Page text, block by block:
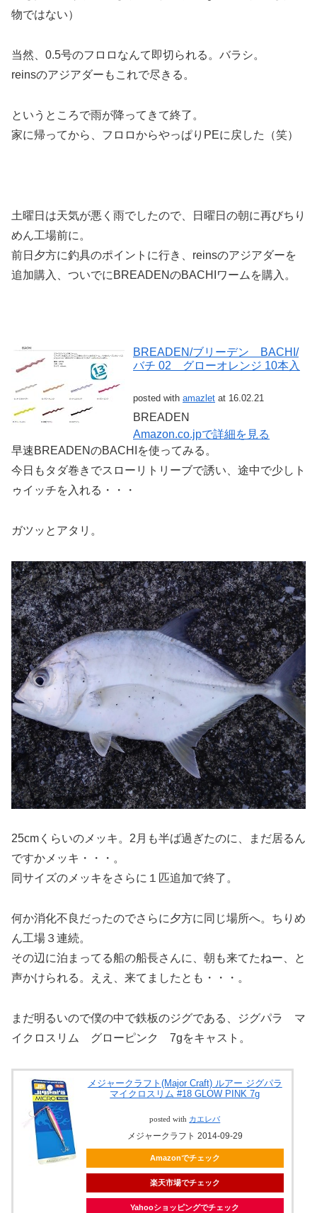
物ではない）
当然、0.5号のフロロなんて即切られる。バラシ。
reinsのアジアダーもこれで尽きる。
というところで雨が降ってきて終了。
家に帰ってから、フロロからやっぱりPEに戻した（笑）
土曜日は天気が悪く雨でしたので、日曜日の朝に再びちり
めん工場前に。
前日夕方に釣具のポイントに行き、reinsのアジアダーを
追加購入、ついでにBREADENのBACHIワームを購入。
BREADEN/ブリーデン BACHI/
バチ 02 グローオレンジ 10本入
posted with amazlet at 16.02.21
BREADEN
Amazon.co.jpで詳細を見る
早速BREADENのBACHIを使ってみる。
今日もタダ巻きでスローリトリーブで誘い、途中で少しト
ゥイッチを入れる・・・
ガツッとアタリ。
25cmくらいのメッキ。2月も半ば過ぎたのに、まだ居るん
ですかメッキ・・・。
同サイズのメッキをさらに１匹追加で終了。
何か消化不良だったのでさらに夕方に同じ場所へ。ちりめ
ん工場３連続。
その辺に泊まってる船の船長さんに、朝も来てたねー、と
声かけられる。ええ、来てましたとも・・・。
まだ明るいので僕の中で鉄板のジグである、ジグパラ マ
イクロスリム グローピンク 7gをキャスト。
メジャークラフト(Major Craft) ルアー ジグパラ
マイクロスリム #18 GLOW PINK 7g
posted with カエレバ
メジャークラフト 2014-09-29
Amazonでチェック
楽天市場でチェック
Yahooショッピングでチェック